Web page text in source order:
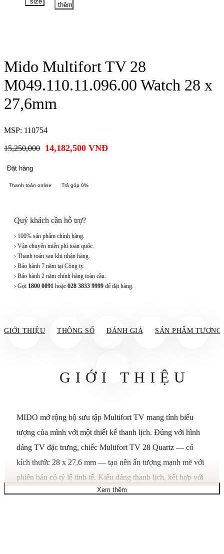
thêm
Mido Multifort TV 28
M049.110.11.096.00 Watch 28 x
27,6mm
MSP: 110754
15,250,000 14,182,500 VNĐ
Đặt hàng
Thanh toán online Trả góp 0%
Quý khách cần hỗ trợ?
› 100% sản phẩm chính hãng.
› Vận chuyển miễn phí toàn quốc.
› Thanh toán sau khi nhận hàng.
› Bảo hành 7 năm tại Công ty.
› Bảo hành 2 năm chính hãng toàn cầu.
› Gọi 1800 0091 hoặc 028 3833 9999 để đặt hàng.
GIỚI THIỆU THÔNG SỐ ĐÁNH GIÁ SẢN PHẨM TƯƠNG
GIỚI THIỆU
MIDO mở rộng bộ sưu tập Multifort TV mang tính biểu
tượng của mình với một thiết kế thanh lịch. Đúng với hình
dáng TV đặc trưng, ​​chiếc Multifort TV 28 Quartz — có
kích thước 28 x 27,6 mm — tạo nên ấn tượng mạnh mẽ với
phiên bản có tỷ lệ tinh tế. Kiểu dáng thanh lịch, kết hợp với
bộ máy thạch anh, đảm bảo cả độ chính xác và sự thoải mái
Xem thêm